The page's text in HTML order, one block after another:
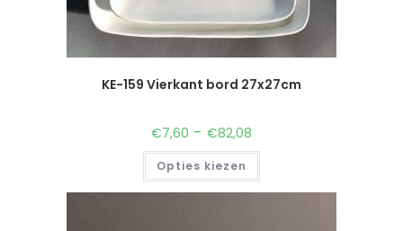
KE-159 Vierkant bord 27x27cm
€7,60 - €82,08
Opties kiezen